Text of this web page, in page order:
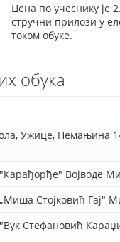
Цена по учеснику је
стручни прилози у
током обуке.
обука
Ужице, Немањина
Војводе
Стојковић Гај"
Стефановић